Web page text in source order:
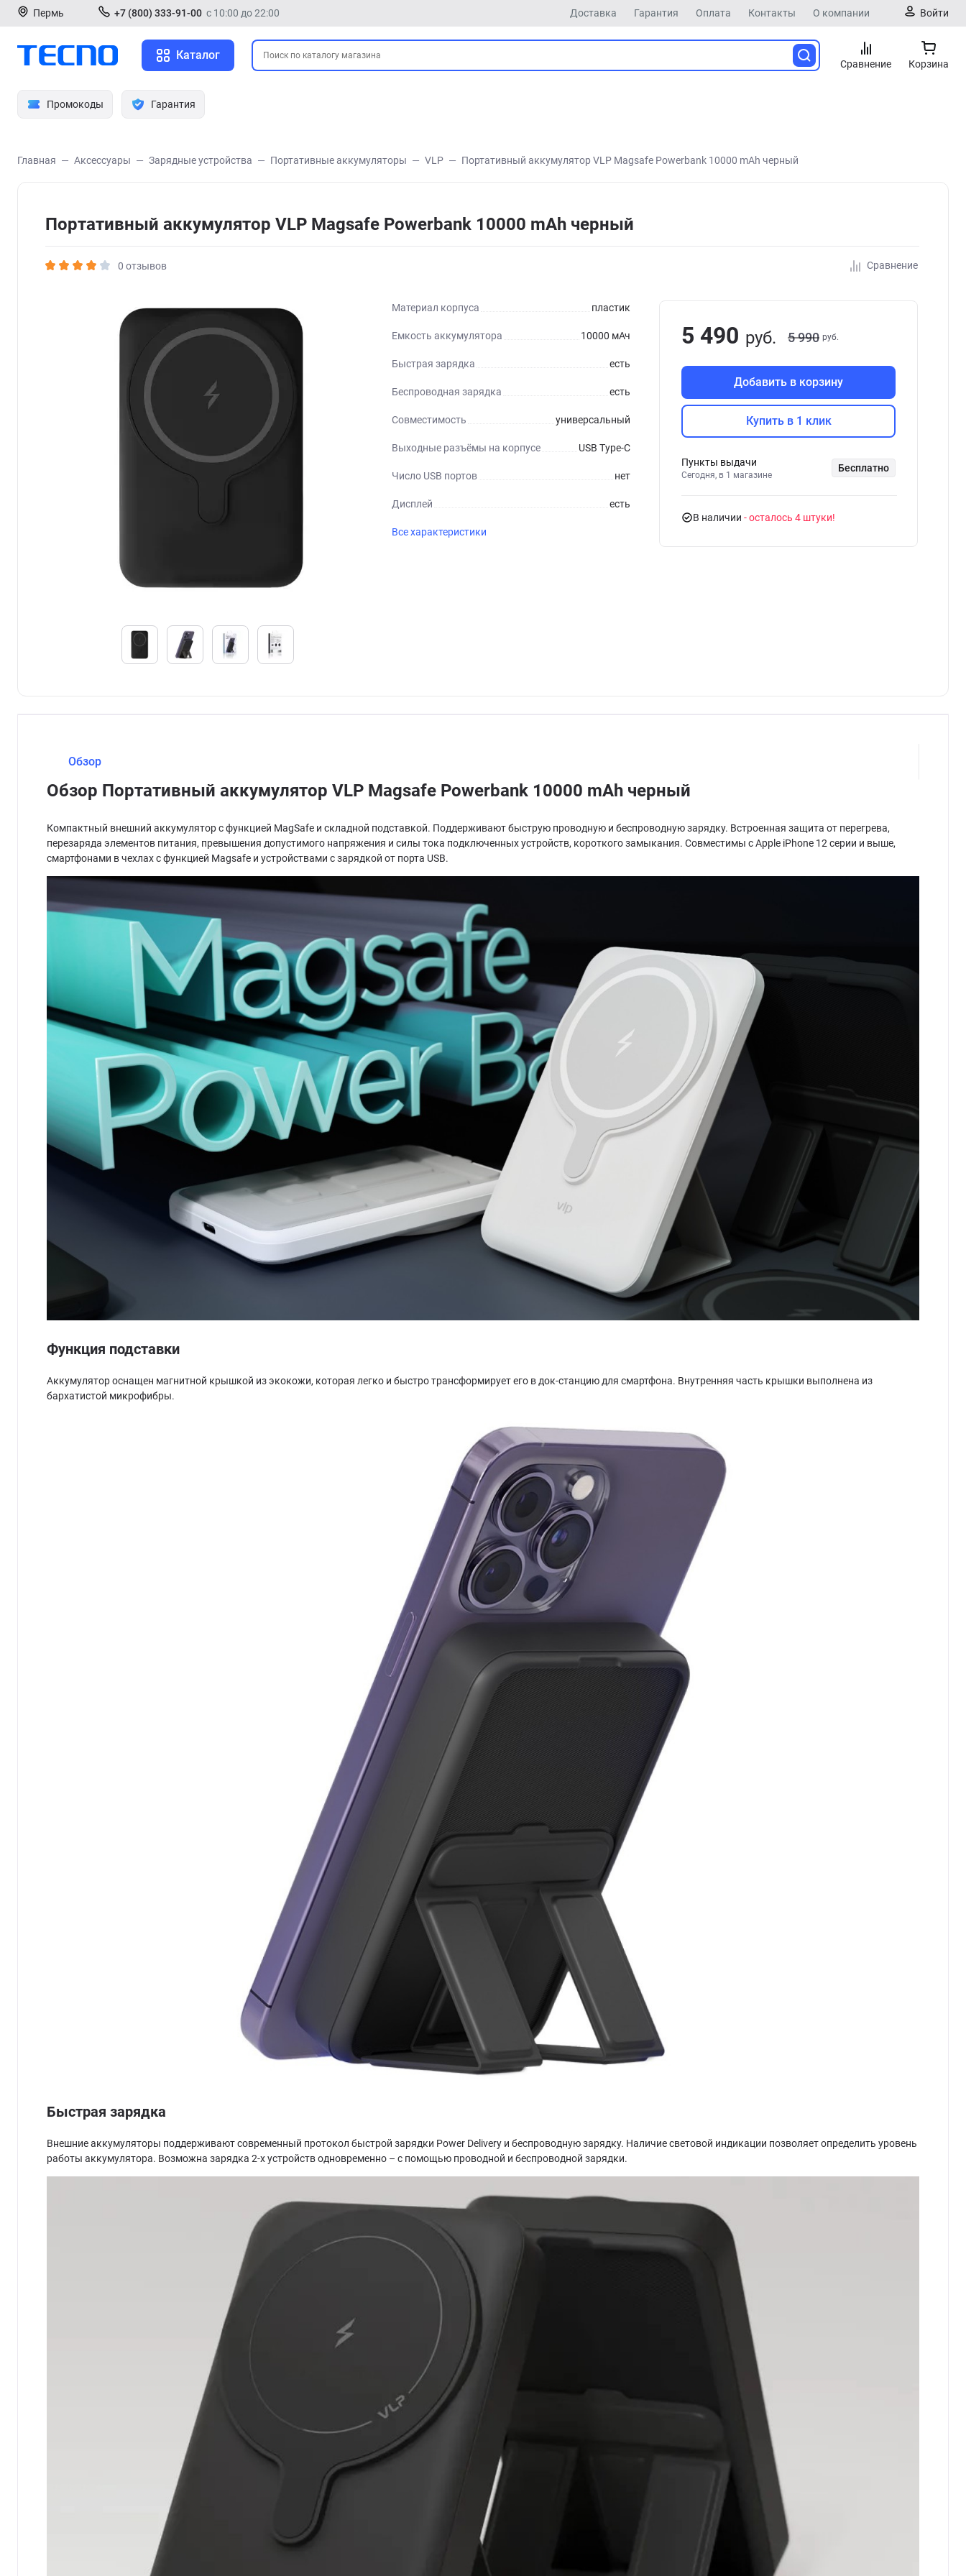
Пермь +7 (800) 333-91-00 с 10:00 до 22:00 Доставка Гарантия Оплата Контакты О компании Войти
Каталог
Сравнение Корзина
Промокоды Гарантия
Главная Аксессуары Зарядные устройства Портативные аккумуляторы VLP Портативный аккумулятор VLP Magsafe Powerbank 10000 mAh черный
Портативный аккумулятор VLP Magsafe Powerbank 10000 mAh черный
0 отзывов Сравнение
Материал корпуса пластик
Емкость аккумулятора 10000 мАч
Быстрая зарядка есть
Беспроводная зарядка есть
Совместимость универсальный
Выходные разъёмы на корпусе USB Type-C
Число USB портов нет
Дисплей есть
Все характеристики
5 490 руб. 5 990 руб.
Добавить в корзину
Купить в 1 клик
Пункты выдачи
Сегодня, в 1 магазине
Бесплатно
В наличии - осталось 4 штуки
Обзор
Обзор Портативный аккумулятор VLP Magsafe Powerbank 10000 mAh черный
Компактный внешний аккумулятор с функцией MagSafe и складной подставкой. Поддерживают быструю проводную и беспроводную зарядку. Встроенная защита от перегрева,
перезаряда элементов питания, превышения допустимого напряжения и силы тока подключенных устройств, короткого замыкания. Совместимы с Apple iPhone 12 серии и выше,
смартфонами в чехлах с функцией Magsafe и устройствами с зарядкой от порта USB.
Функция подставки
Аккумулятор оснащен магнитной крышкой из экокожи, которая легко и быстро трансформирует его в док-станцию для смартфона. Внутренняя часть крышки выполнена из
бархатистой микрофибры.
Быстрая зарядка
Внешние аккумуляторы поддерживают современный протокол быстрой зарядки Power Delivery и беспроводную зарядку. Наличие световой индикации позволяет определить уровень
работы аккумулятора. Возможна зарядка 2-х устройств одновременно – с помощью проводной и беспроводной зарядки.